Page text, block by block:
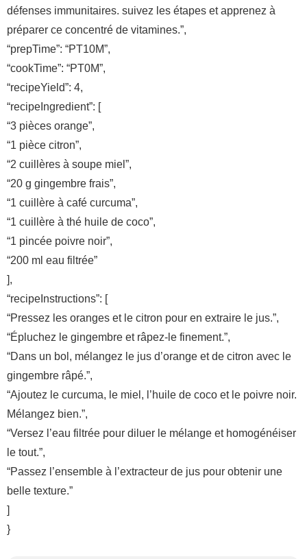
défenses immunitaires. suivez les étapes et apprenez à
préparer ce concentré de vitamines.”,
“prepTime”: “PT10M”,
“cookTime”: “PT0M”,
“recipeYield”: 4,
“recipeIngredient”: [
“3 pièces orange”,
“1 pièce citron”,
“2 cuillères à soupe miel”,
“20 g gingembre frais”,
“1 cuillère à café curcuma”,
“1 cuillère à thé huile de coco”,
“1 pincée poivre noir”,
“200 ml eau filtrée”
],
“recipeInstructions”: [
“Pressez les oranges et le citron pour en extraire le jus.”,
“Épluchez le gingembre et râpez-le finement.”,
“Dans un bol, mélangez le jus d’orange et de citron avec le
gingembre râpé.”,
“Ajoutez le curcuma, le miel, l’huile de coco et le poivre noir.
Mélangez bien.”,
“Versez l’eau filtrée pour diluer le mélange et homogénéiser
le tout.”,
“Passez l’ensemble à l’extracteur de jus pour obtenir une
belle texture.”
]
}